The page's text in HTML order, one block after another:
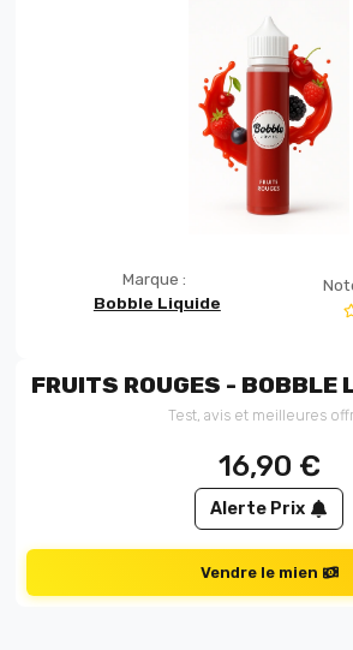
Marque :
Bobble Liquide
FRUITS ROUGES - BOBBLE
Test, avis et meilleures
16,90 €
Alerte Prix
Vendre le mien